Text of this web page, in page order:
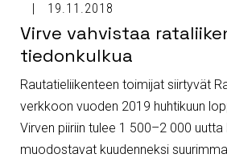
19.11.2018
Virve vahvistaa
tiedonkulkua
Rautatieliikenteen toimijat siirtyvät
verkkoon vuoden 2019 huhtikuun
Virven piiriin tulee 1 500–2 000
muodostavat kuudenneksi